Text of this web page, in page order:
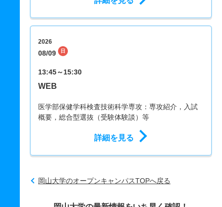
2026
08/09 日
13:45～15:30
WEB
医学部保健学科検査技術科学専攻：専攻紹介，入試
概要，総合型選抜（受験体験談）等
詳細を見る
岡山大学のオープンキャンパスTOPへ戻る